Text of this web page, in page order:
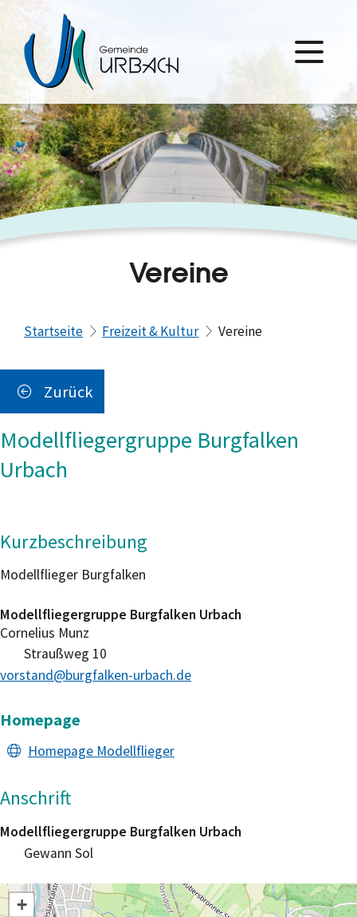
Vereine
Startseite Freizeit & Kultur Vereine
Zurück
Modellfliegergruppe Burgfalken
Urbach
Kurzbeschreibung
Modellflieger Burgfalken
Cornelius Munz
Modellfliegergruppe Burgfalken Urbach
Straußweg 10
vorstand@burgfalken-urbach.de
Homepage
Homepage Modellflieger
Anschrift
Modellfliegergruppe Burgfalken Urbach
Gewann Sol
+